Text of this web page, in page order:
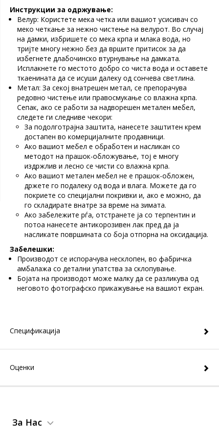
Инструкции за одржување:
Велур: Користете мека четка или вашиот усисивач со
меко четкање за нежно чистење на велурот. Во случај
на дамки, избришете со мека крпа и млака вода, но
тријте многу нежно без да вршите притисок за да
избегнете длабочинско втурнување на дамката.
Исплакнете го местото добро со чиста вода и оставете
ткаенината да се исуши далеку од сончева светлина.
Метал: За секој внатрешен метал, се препорачува
редовно чистење или правосмукање со влажна крпа.
Сепак, ако се работи за надворешен метален мебел,
следете ги следниве чекори:
За подолготрајна заштита, нанесете заштитен крем
достапен во комерцијалните продавници.
Ако вашиот мебел е обработен и насликан со
методот на прашок-обложување, тој е многу
издржлив и лесно се чисти со влажна крпа.
Ако вашиот метален мебел не е прашок-обложен,
држете го подалеку од вода и влага. Можете да го
покриете со специјални покривки и, ако е можно, да
го складирате внатре за време на зимата.
Ако забележите рѓа, отстранете ја со терпентин и
потоа нанесете антикорозивен лак пред да ја
насликате површината со боја отпорна на оксидација.
Забелешки:
Производот се испорачува несклопен, во фабричка
амбалажа со детални упатства за склопување.
Бојата на производот може малку да се разликува од
неговото фотографско прикажување на вашиот екран.
Спецификација
Оценки
За Нас